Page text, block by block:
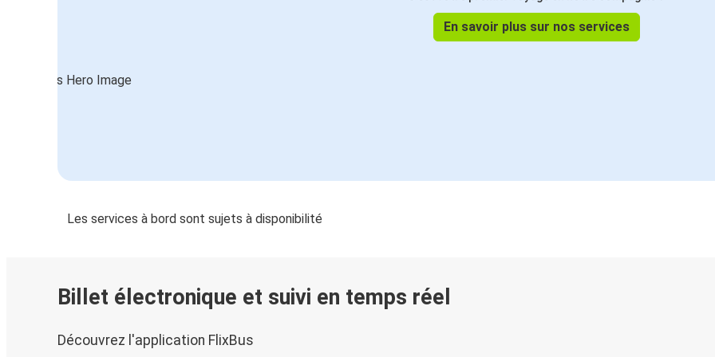
En savoir plus sur nos services
Les services à bord sont sujets à disponibilité
Billet électronique et suivi en temps réel
Découvrez l'application FlixBus